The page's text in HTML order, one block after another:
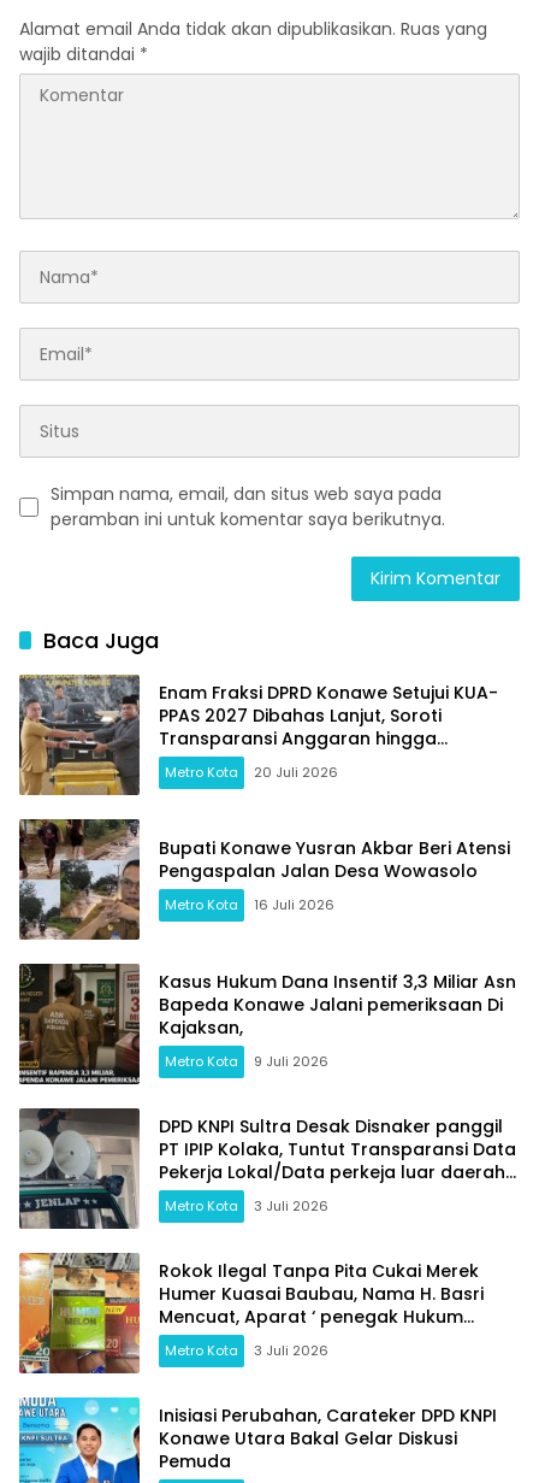
Alamat email Anda tidak akan dipublikasikan. Ruas yang
wajib ditandai *
Simpan nama, email, dan situs web saya pada
peramban ini untuk komentar saya berikutnya.
Baca Juga
Enam Fraksi DPRD Konawe Setujui KUA-
PPAS 2027 Dibahas Lanjut, Soroti
Transparansi Anggaran hingga
Ketahanan Pangan
Metro Kota 20 Juli 2026
Bupati Konawe Yusran Akbar Beri Atensi
Pengaspalan Jalan Desa Wowasolo
Metro Kota 16 Juli 2026
Kasus Hukum Dana Insentif 3,3 Miliar Asn
Bapeda Konawe Jalani pemeriksaan Di
Kajaksan,
Metro Kota 9 Juli 2026
DPD KNPI Sultra Desak Disnaker panggil
PT IPIP Kolaka, Tuntut Transparansi Data
Pekerja Lokal/Data perkeja luar daerah
dan Jaminan Keselamatan Kerja
Metro Kota 3 Juli 2026
Rokok Ilegal Tanpa Pita Cukai Merek
Humer Kuasai Baubau, Nama H. Basri
Mencuat, Aparat ‘ penegak Hukum
Bertidak Tegas
Metro Kota 3 Juli 2026
Inisiasi Perubahan, Carateker DPD KNPI
Konawe Utara Bakal Gelar Diskusi
Pemuda